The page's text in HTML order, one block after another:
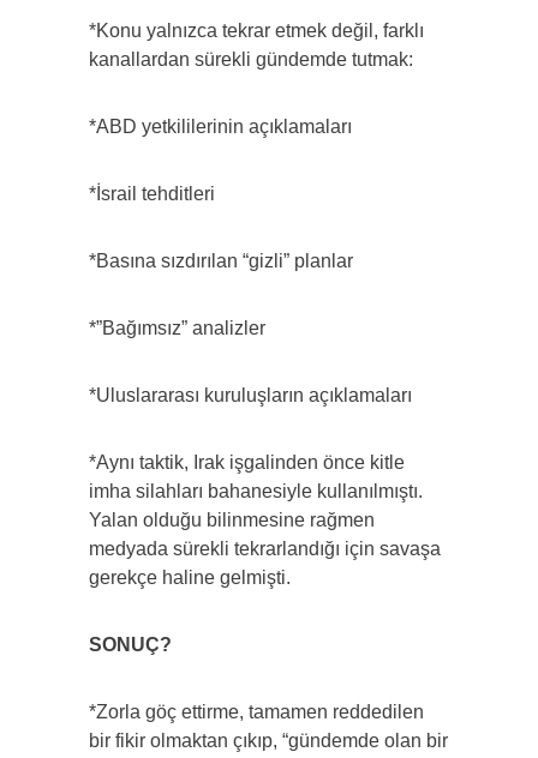
*Konu yalnızca tekrar etmek değil, farklı
kanallardan sürekli gündemde tutmak:
*ABD yetkililerinin açıklamaları
*İsrail tehditleri
*Basına sızdırılan “gizli” planlar
*”Bağımsız” analizler
*Uluslararası kuruluşların açıklamaları
*Aynı taktik, Irak işgalinden önce kitle
imha silahları bahanesiyle kullanılmıştı.
Yalan olduğu bilinmesine rağmen
medyada sürekli tekrarlandığı için savaşa
gerekçe haline gelmişti.
SONUÇ?
*Zorla göç ettirme, tamamen reddedilen
bir fikir olmaktan çıkıp, “gündemde olan bir